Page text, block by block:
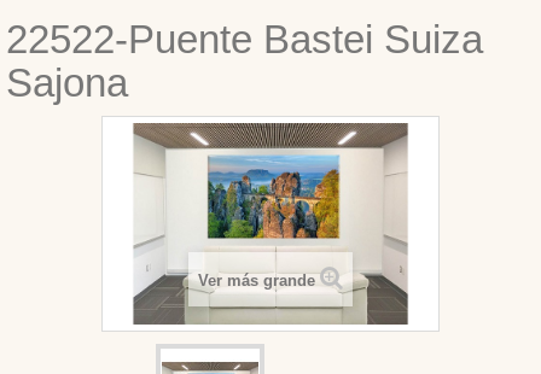
22522-Puente Bastei Suiza
Sajona
Ver más grande